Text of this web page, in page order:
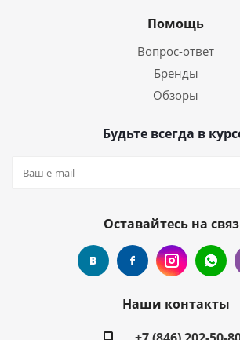
Помощь
Вопрос-ответ
Бренды
Обзоры
Будьте всегда в
Оставайтесь на
Наши контакты